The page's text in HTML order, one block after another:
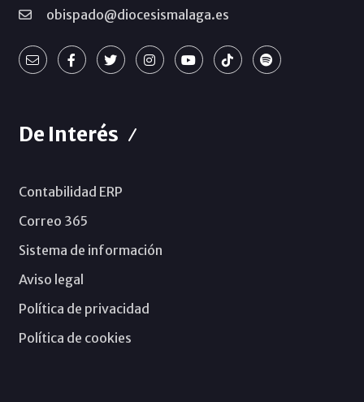
obispado@diocesismalaga.es
De Interés
Contabilidad ERP
Correo 365
Sistema de información
Aviso legal
Política de privacidad
Política de cookies